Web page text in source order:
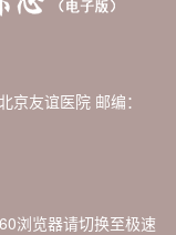
京友谊医院 邮编：
浏览器请切换至极速